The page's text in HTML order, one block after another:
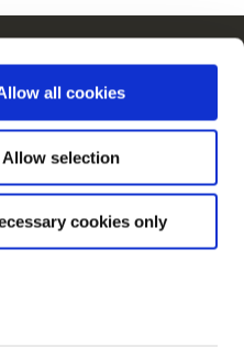
all cookies
Allow selection
cookies only